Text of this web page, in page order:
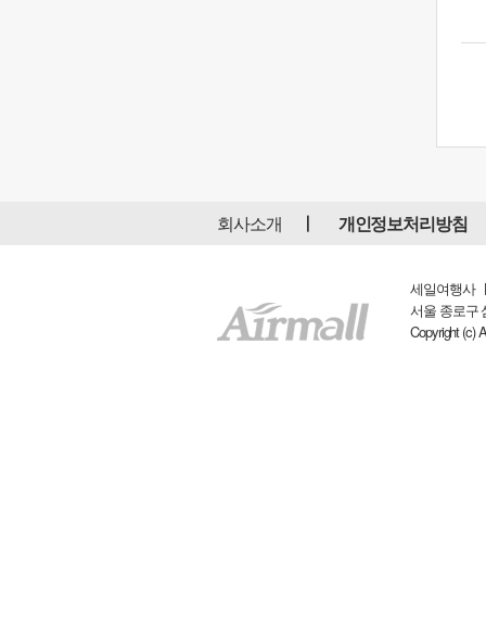
회사소개 개인정보처리방침
세일여행사
서울 종로구
Copyright (c)